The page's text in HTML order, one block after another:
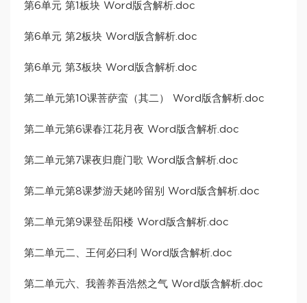
第6单元 第1板块 Word版含解析.doc
第6单元 第2板块 Word版含解析.doc
第6单元 第3板块 Word版含解析.doc
第二单元第10课菩萨蛮（其二） Word版含解析.doc
第二单元第6课春江花月夜 Word版含解析.doc
第二单元第7课夜归鹿门歌 Word版含解析.doc
第二单元第8课梦游天姥吟留别 Word版含解析.doc
第二单元第9课登岳阳楼 Word版含解析.doc
第二单元二、王何必曰利 Word版含解析.doc
第二单元六、我善养吾浩然之气 Word版含解析.doc